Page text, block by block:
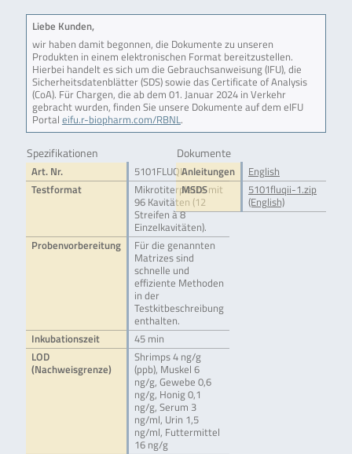
Liebe Kunden,
wir haben damit begonnen, die Dokumente zu unseren
Produkten in einem elektronischen Format bereitzustellen.
Hierbei handelt es sich um die Gebrauchsanweisung (IFU), die
Sicherheitsdatenblätter (SDS) sowie das Certificate of Analysis
(CoA). Für Chargen, die ab dem 01. Januar 2024 in Verkehr
gebracht wurden, finden Sie unsere Dokumente auf dem eIFU
Portal eifu.r-biopharm.com/RBNL.
Spezifikationen
Art. Nr.
5101FLUQII
Testformat
Mikrotiterplatte mit
96 Kavitäten (12
Streifen à 8
Einzelkavitäten).
Probenvorbereitung
Für die genannten
Matrizes sind
schnelle und
effiziente Methoden
in der
Testkitbeschreibung
enthalten.
Inkubationszeit
45 min
LOD
(Nachweisgrenze)
Shrimps 4 ng/g
(ppb), Muskel 6
ng/g, Gewebe 0,6
ng/g, Honig 0,1
ng/g, Serum 3
ng/ml, Urin 1,5
ng/ml, Futtermittel
16 ng/g
Dokumente
Anleitungen
English
MSDS
5101fluqii-1.zip
(English)